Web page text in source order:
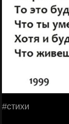
#стихи